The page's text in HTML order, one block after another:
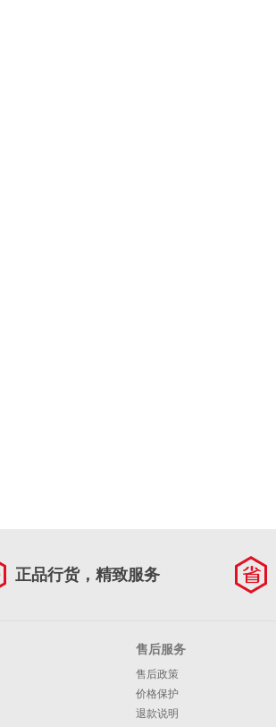
正品行货，精致服务
售后服务
售后政策
价格保护
退款说明